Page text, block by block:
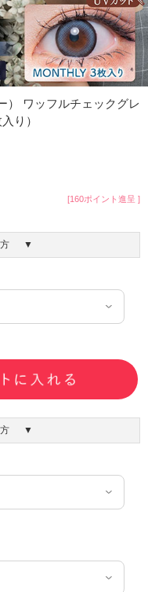
） ワッフルチェックグレ
り）
[160ポイント進呈 ]
方 ▼
方 ▼